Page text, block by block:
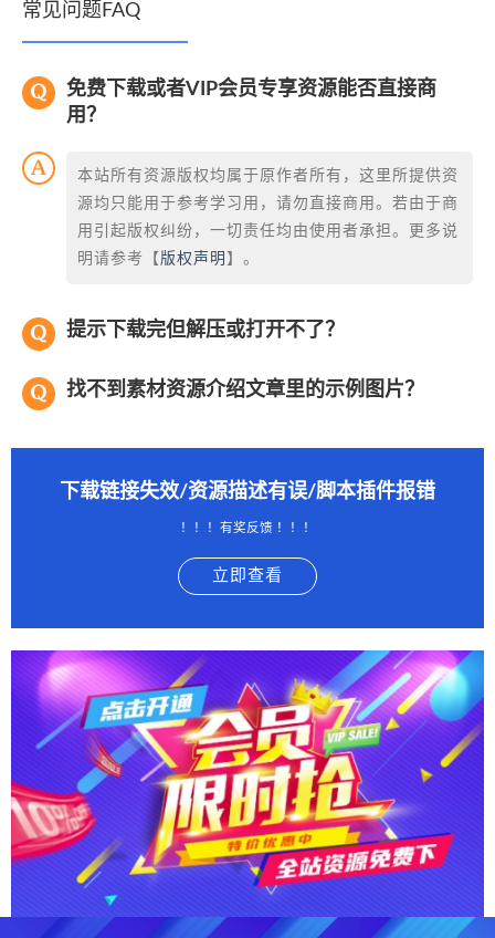
常见问题FAQ
免费下载或者VIP会员专享资源能否直接商
用？
本站所有资源版权均属于原作者所有，这里所提供资
源均只能用于参考学习用，请勿直接商用。若由于商
用引起版权纠纷，一切责任均由使用者承担。更多说
明请参考【 版权声明 】。
提示下载完但解压或打开不了？
找不到素材资源介绍文章里的示例图片？
下载链接失效/资源描述有误/脚本插件报错
！！！有奖反馈 ！！！
立即查看